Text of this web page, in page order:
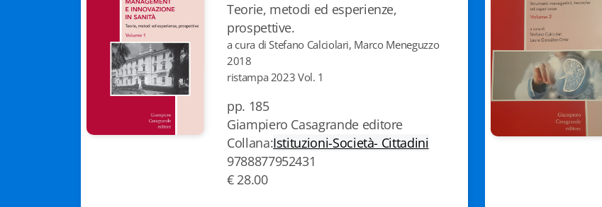
Teorie, metodi ed esperienze,
prospettive.
a cura di Stefano Calciolari, Marco Meneguzzo
2018
ristampa 2023 Vol. 1
pp. 185
Giampiero Casagrande editore
Collana:Istituzioni-Società- Cittadini
9788877952431
€ 28.00